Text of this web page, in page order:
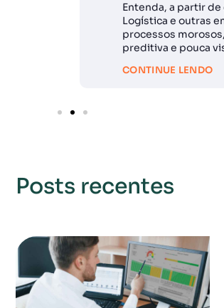
Entenda, a partir
Logística e outras
processos
preditiva e pouca
CONTINUE LENDO
Posts recentes